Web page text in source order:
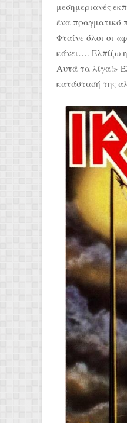
μεσημεριανές
ένα πραγματικό
Φταίνε όλοι οι
κάνει…. Ελπίζω
Αυτά τα λίγα!»
κατάστασή της